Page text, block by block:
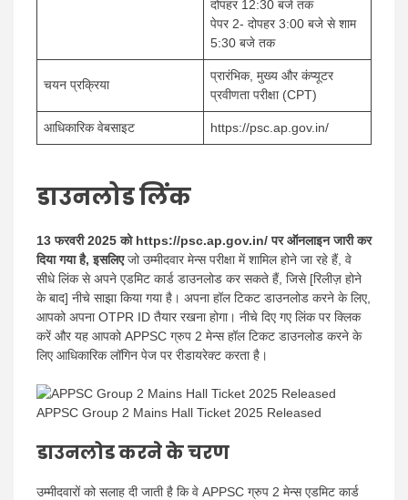
दोपहर 12:30 बजे तक
पेपर 2- दोपहर 3:00 बजे से शाम
5:30 बजे तक
चयन प्रक्रिया
प्रारंभिक, मुख्य और कंप्यूटर
प्रवीणता परीक्षा (CPT)
आधिकारिक वेबसाइट https://psc.ap.gov.in/
डाउनलोड लिंक
13 फरवरी 2025 को https://psc.ap.gov.in/ पर ऑनलाइन जारी कर
दिया गया है, इसलिएजो उम्मीदवार मेन्स परीक्षा में शामिल होने जा रहे हैं, वे
सीधे लिंक से अपने एडमिट कार्ड डाउनलोड कर सकते हैं, जिसे [रिलीज़ होने
के बाद] नीचे साझा किया गया है। अपना हॉल टिकट डाउनलोड करने के लिए,
आपको अपना OTPR ID तैयार रखना होगा। नीचे दिए गए लिंक पर क्लिक
करें और यह आपको APPSC ग्रुप 2 मेन्स हॉल टिकट डाउनलोड करने के
लिए आधिकारिक लॉगिन पेज पर रीडायरेक्ट करता है।
APPSC Group 2 Mains Hall Ticket 2025 Released
डाउनलोड करने के चरण
उम्मीदवारों को सलाह दी जाती है कि वे APPSC ग्रुप 2 मेन्स एडमिट कार्ड